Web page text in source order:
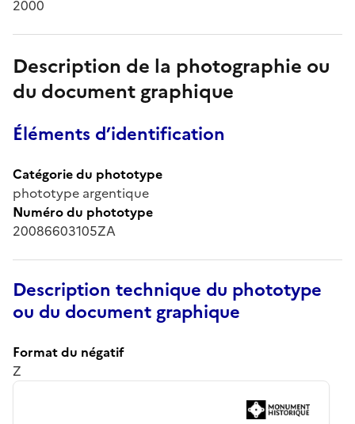
2000
Description de la photographie ou
du document graphique
Éléments d’identification
Catégorie du phototype
phototype argentique
Numéro du phototype
20086603105ZA
Description technique du phototype
ou du document graphique
Format du négatif
Z